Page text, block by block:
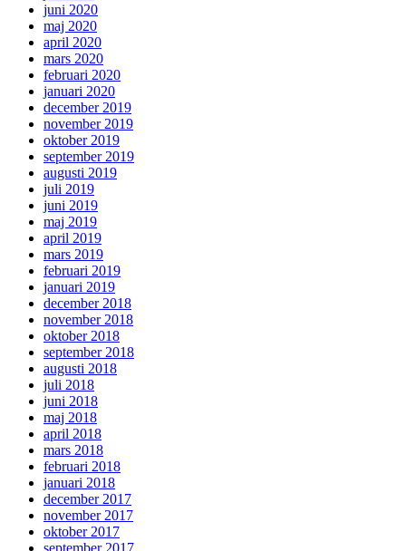
juni 2020
maj 2020
april 2020
mars 2020
februari 2020
januari 2020
december 2019
november 2019
oktober 2019
september 2019
augusti 2019
juli 2019
juni 2019
maj 2019
april 2019
mars 2019
februari 2019
januari 2019
december 2018
november 2018
oktober 2018
september 2018
augusti 2018
juli 2018
juni 2018
maj 2018
april 2018
mars 2018
februari 2018
januari 2018
december 2017
november 2017
oktober 2017
september 2017